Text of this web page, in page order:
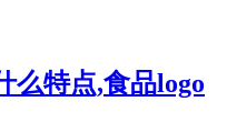
么特点,食品logo